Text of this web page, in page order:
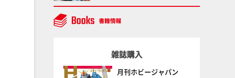
ッドスマイルカンパニーの楽月・
望月工場に突撃！谷本工場長への
雑誌購入
月刊ホビージャパン